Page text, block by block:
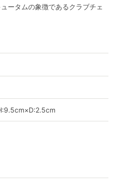
ータムの象徴であるクラブチェ